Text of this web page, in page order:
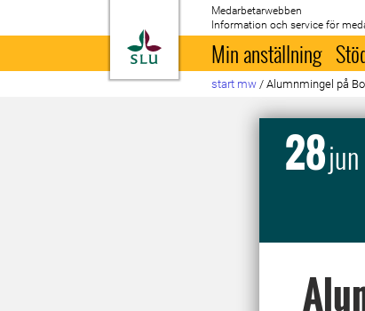
Till startsida
Medarbetarwebben
Information och service för
Min anställning
start mw / Alumnmingel på
28jun